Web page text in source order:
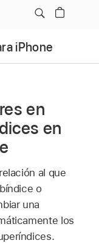
iPhone
en
en
al que
o
una
los